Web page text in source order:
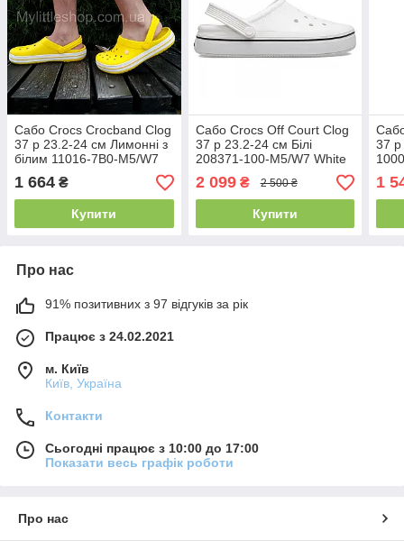
Сабо Crocs Crocband Clog
37 р 23.2-24 см Лимонні з
білим 11016-7B0-M5/W7
Lemon/White
1 664 ₴
Купити
Сабо Crocs Off Court Clog
37 р 23.2-24 см Білі
208371-100-M5/W7 White
2 099₴ 2 500 ₴
Купити
37 р
1
Про нас
91% позитивних з 97 відгуків за рік
Працює з 24.02.2021
м. Київ
Київ, Україна
Контакти
Сьогодні працює з 10:00 до 17:00
Показати весь графік роботи
Про нас